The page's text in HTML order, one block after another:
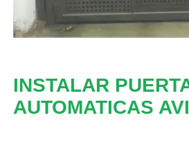
INSTALAR
AUTOMATICAS